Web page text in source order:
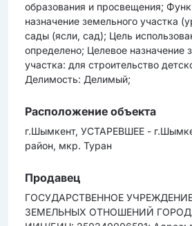
образования и просвещения;
назначение земельного участка
сады (ясли, сад); Цель
определено; Целевое назначение
участка: для строительство
Делимость: Делимый;
Расположение объекта
г.Шымкент, УСТАРЕВШЕЕ -
район, мкр. Туран
Продавец
ГОСУДАРСТВЕННОЕ
ЗЕМЕЛЬНЫХ ОТНОШЕНИЙ